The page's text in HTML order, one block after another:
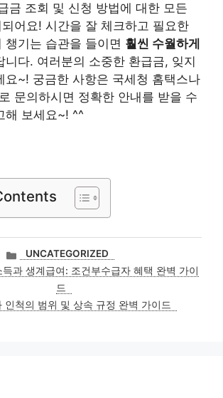
금 조회 및 신청 방법에 대한 모든
어요! 시간을 잘 체크하고 필요한
챙기는 습관을 들이면 훨씬 수월하게
니다. 여러분의 소중한 환급금, 잊지
요~! 궁금한 사항은 국세청 홈택스나
문의하시면 정확한 안내를 받을 수
해 보세요~! ^^
카
테
고
UNCATEGORIZED
득과 생계급여: 조건부수급자 혜택 완벽 가이
드
인척의 범위 및 상속 규정 완벽 가이드